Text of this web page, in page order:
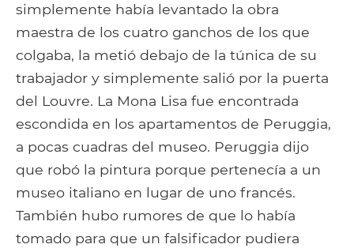
simplemente había levantado la obra
maestra de los cuatro ganchos de los que
colgaba, la metió debajo de la túnica de su
trabajador y simplemente salió por la puerta
del Louvre. La Mona Lisa fue encontrada
escondida en los apartamentos de Peruggia,
a pocas cuadras del museo. Peruggia dijo
que robó la pintura porque pertenecía a un
museo italiano en lugar de uno francés.
También hubo rumores de que lo había
tomado para que un falsificador pudiera